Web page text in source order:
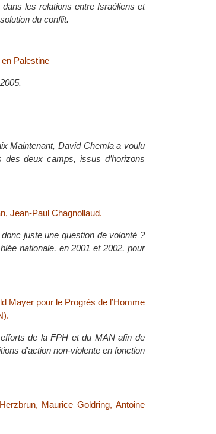
les relations entre Israéliens et
du conflit.
Palestine
Maintenant, David Chemla a voulu
deux camps, issus d’horizons
Jean-Paul Chagnollaud.
juste une question de volonté ?
nationale, en 2001 et 2002, pour
Mayer pour le Progrès de l’Homme
de la FPH et du MAN afin de
d’action non-violente en fonction
Maurice Goldring, Antoine